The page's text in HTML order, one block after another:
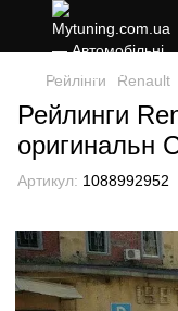
Рейлінги Renault
Рейлинги
оригинальн
Артикул: 1088992952